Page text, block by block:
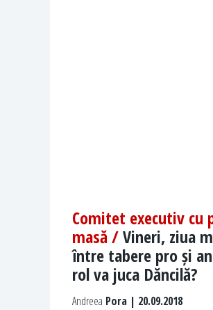
Comitet executiv cu
masă /Vineri, ziua
între tabere pro și
rol va juca Dăncilă?
Andreea Pora | 20.09.2018